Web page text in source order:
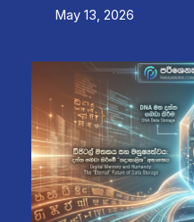
May 13, 2026